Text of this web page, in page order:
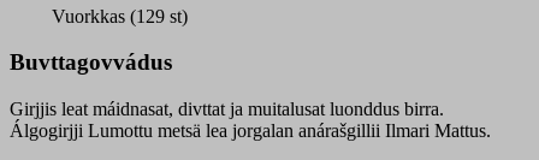
Vuorkkas (129 st)
Buvttagovvádus
Girjjis leat máidnasat, divttat ja muitalusat luonddus birra.
Álgogirjji Lumottu metsä lea jorgalan anárašgillii Ilmari Mattus.